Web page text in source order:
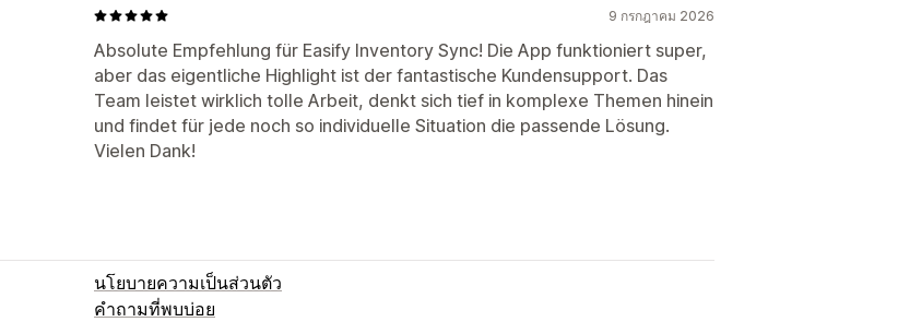
9 กรกฎาคม 2026
Absolute Empfehlung für Easify Inventory Sync! Die App funktioniert super,
aber das eigentliche Highlight ist der fantastische Kundensupport. Das
Team leistet wirklich tolle Arbeit, denkt sich tief in komplexe Themen hinein
und findet für jede noch so individuelle Situation die passende Lösung.
Vielen Dank!
นโยบายความเป็นส่วนตัว
คำถามที่พบบ่อย